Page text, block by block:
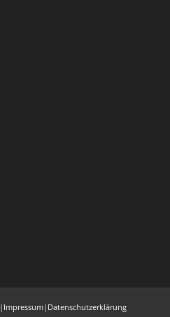
| Impressum| Datenschutzerklärung